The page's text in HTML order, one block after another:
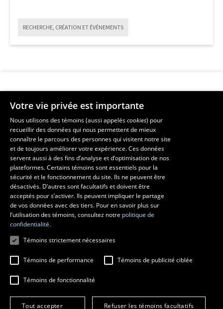
11
décembre
2023
RECHERCHE, CRÉATION ET ÉVÉNEMENTS
Faculté de musique
Pavillon Louis-Jacques-Casault
1055, avenue du Séminaire
, Québec (Québec)  G1V 0A6
Téléphone: 418 656-7061
Suivez-nous sur Facebook
Suivez-nous sur YouTube
Conditions générales d'utilisation
Votre vie privée est importante
Nous utilisons des témoins (aussi appeléscookies) pour
recueillir des données qui nous permettent de mieux
connaître le parcours des personnes qui visitent notre site
et de toujours améliorer votre expérience. Ces données
servent aussi à des fins d’analyse et d’optimisation de nos
plateformes. Certains témoins sont essentiels pour la
sécurité et le fonctionnement du site. Ils ne peuvent être
désactivés. D’autres sont facultatifs et doivent être
acceptés pour s’activer. Ils peuvent impliquer le partage
de vos données avec des tiers. Pour en savoir plus sur
l’utilisation des témoins, consultez notre politique de
confidentialité.
Témoins strictement nécessaires
Témoins de performance Témoins de publicité ciblée
Témoins de fonctionnalité
Tout accepter Refuser les témoins facultatifs